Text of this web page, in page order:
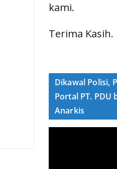
kami.
Terima Kasih.
Dikawal Polisi,
Portal PT. PDU
Anarkis